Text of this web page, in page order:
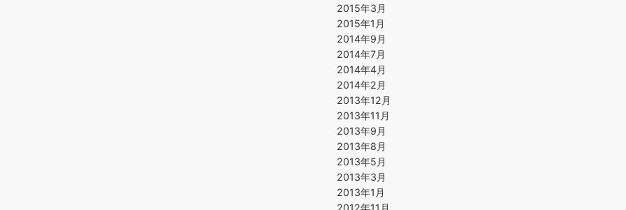
2015年3月
2015年1月
2014年9月
2014年7月
2014年4月
2014年2月
2013年12月
2013年11月
2013年9月
2013年8月
2013年5月
2013年3月
2013年1月
2012年11月